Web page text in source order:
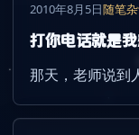
2010年8月5日随笔
打你电话就是
那天，老师说到